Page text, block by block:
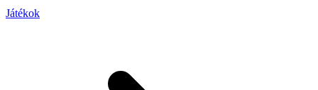
Játékok